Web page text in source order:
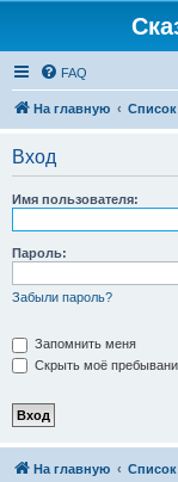
FAQ
На главную
Вход
Имя пользователя:
Пароль:
Забыли пароль?
Запомнить меня
Скрыть моё
На главную